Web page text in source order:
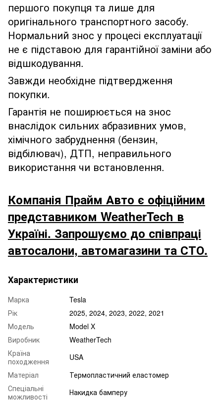
першого покупця та лише для
оригінального транспортного засобу.
Нормальний знос у процесі експлуатації
не є підставою для гарантійної заміни або
відшкодування.
Завжди необхідне підтвердження
покупки.
Гарантія не поширюється на знос
внаслідок сильних абразивних умов,
хімічного забруднення (бензин,
відбілювач), ДТП, неправильного
використання чи встановлення.
Компанія Прайм Авто є офіційним
представником WeatherTech в
Україні. Запрошуємо до співпраці
автосалони, автомагазини та СТО.
Характеристики
Марка
Tesla
Рік
2025, 2024, 2023, 2022, 2021
Модель
Model X
Виробник
WeatherTech
Країна
походження
USA
Матеріал
Термопластичний еластомер
Спеціальні
можливості
Накидка бамперу